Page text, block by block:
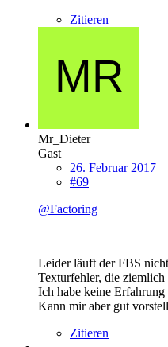
Zitieren
Mr_Dieter
Gast
26. Februar 2017
#69
@Factoring
Leider läuft der FBS
Texturfehler, die ziemlich
Ich habe keine
Kann mir aber gut
Zitieren